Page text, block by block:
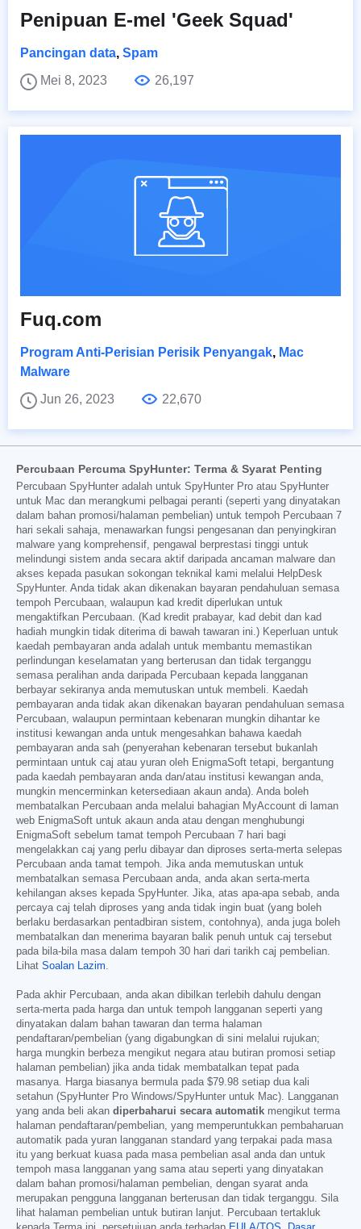
Penipuan E-mel 'Geek Squad'
Pancingan data, Spam
Mei 8, 2023
26,197
Fuq.com
Program Anti-Perisian Perisik Penyangak, Mac
Malware
Jun 26, 2023
22,670
Percubaan Percuma SpyHunter: Terma & Syarat Penting
Percubaan SpyHunter adalah untuk SpyHunter Pro atau SpyHunter
untuk Mac dan merangkumi pelbagai peranti (seperti yang dinyatakan
dalam bahan promosi/halaman pembelian) untuk tempoh Percubaan 7
hari sekali sahaja, menawarkan fungsi pengesanan dan penyingkiran
malware yang komprehensif, pengawal berprestasi tinggi untuk
melindungi sistem anda secara aktif daripada ancaman malware dan
akses kepada pasukan sokongan teknikal kami melalui HelpDesk
SpyHunter. Anda tidak akan dikenakan bayaran pendahuluan semasa
tempoh Percubaan, walaupun kad kredit diperlukan untuk
mengaktifkan Percubaan. (Kad kredit prabayar, kad debit dan kad
hadiah mungkin tidak diterima di bawah tawaran ini.) Keperluan untuk
kaedah pembayaran anda adalah untuk membantu memastikan
perlindungan keselamatan yang berterusan dan tidak terganggu
semasa peralihan anda daripada Percubaan kepada langganan
berbayar sekiranya anda memutuskan untuk membeli. Kaedah
pembayaran anda tidak akan dikenakan bayaran pendahuluan semasa
Percubaan, walaupun permintaan kebenaran mungkin dihantar ke
institusi kewangan anda untuk mengesahkan bahawa kaedah
pembayaran anda sah (penyerahan kebenaran tersebut bukanlah
permintaan untuk caj atau yuran oleh EnigmaSoft tetapi, bergantung
pada kaedah pembayaran anda dan/atau institusi kewangan anda,
mungkin mencerminkan ketersediaan akaun anda). Anda boleh
membatalkan Percubaan anda melalui bahagian MyAccount di laman
web EnigmaSoft untuk akaun anda atau dengan menghubungi
EnigmaSoft sebelum tamat tempoh Percubaan 7 hari bagi
mengelakkan caj yang perlu dibayar dan diproses serta-merta selepas
Percubaan anda tamat tempoh. Jika anda memutuskan untuk
membatalkan semasa Percubaan anda, anda akan serta-merta
kehilangan akses kepada SpyHunter. Jika, atas apa-apa sebab, anda
percaya caj telah diproses yang anda tidak ingin buat (yang boleh
berlaku berdasarkan pentadbiran sistem, contohnya), anda juga boleh
membatalkan dan menerima bayaran balik penuh untuk caj tersebut
pada bila-bila masa dalam tempoh 30 hari dari tarikh caj pembelian.
Lihat Soalan Lazim.
Pada akhir Percubaan, anda akan dibilkan terlebih dahulu dengan
serta-merta pada harga dan untuk tempoh langganan seperti yang
dinyatakan dalam bahan tawaran dan terma halaman
pendaftaran/pembelian (yang digabungkan di sini melalui rujukan;
harga mungkin berbeza mengikut negara atau butiran promosi setiap
halaman pembelian) jika anda tidak membatalkan tepat pada
masanya. Harga biasanya bermula pada $79.98 setiap dua kali
setahun (SpyHunter Pro Windows/SpyHunter untuk Mac). Langganan
yang anda beli akan diperbaharui secara automatik mengikut terma
halaman pendaftaran/pembelian, yang memperuntukkan pembaharuan
automatik pada yuran langganan standard yang terpakai pada masa
itu yang berkuat kuasa pada masa pembelian asal anda dan untuk
tempoh masa langganan yang sama atau seperti yang dinyatakan
dalam bahan promosi/halaman pembelian, dengan syarat anda
merupakan pengguna langganan berterusan dan tidak terganggu. Sila
lihat halaman pembelian untuk butiran lanjut. Percubaan tertakluk